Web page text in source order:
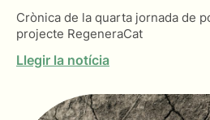
Crònica de la quarta jornada de
projecte RegeneraCat
Llegir la notícia